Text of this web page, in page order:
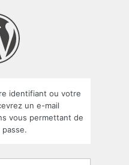
identifiant ou votre
un e-mail
vous permettant de